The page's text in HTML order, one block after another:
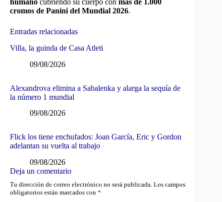
humano cubriendo su cuerpo con más de 1.000
cromos de Panini del Mundial 2026.
Entradas relacionadas
Villa, la guinda de Casa Atleti
09/08/2026
Alexandrova elimina a Sabalenka y alarga la sequía de
la número 1 mundial
09/08/2026
Flick los tiene enchufados: Joan García, Eric y Gordon
adelantan su vuelta al trabajo
09/08/2026
Deja un comentario
Tu dirección de correo electrónico no será publicada. Los campos
obligatorios están marcados con *